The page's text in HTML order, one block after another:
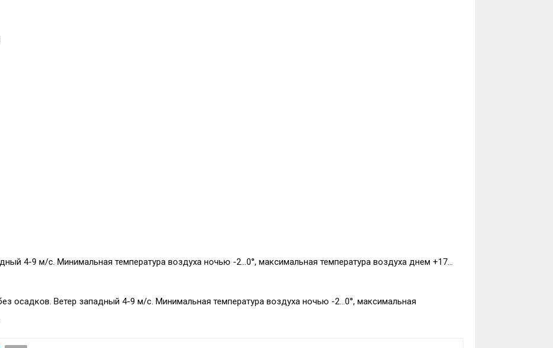
4-9 м/с. Минимальная температура воздуха ночью -2…0°, максимальная температура воздуха днем +17…
осадков. Ветер западный 4-9 м/с. Минимальная температура воздуха ночью -2…0°, максимальная